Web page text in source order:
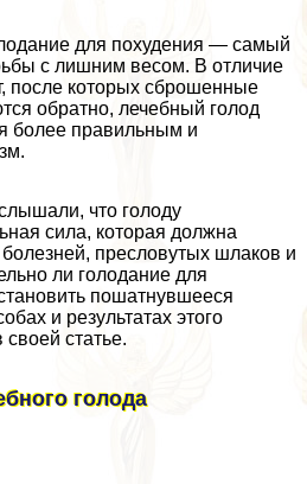
для похудения — самый
с лишним весом. В отличие
после которых сброшенные
обратно, лечебный голод
более правильным и
что голоду
сила, которая должна
болезней, пресловутых шлаков и
ли голодание для
пошатнувшееся
и результатах этого
статье.
голода